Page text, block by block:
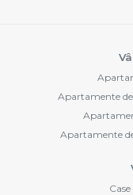
Apartamente
Apartamente